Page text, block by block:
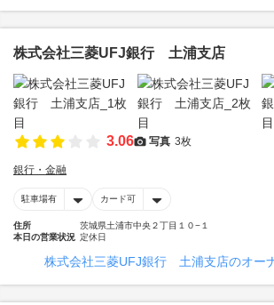
株式会社三菱UFJ銀行 土浦支店
3.06 写真 3枚
銀行・金融
駐車場有 カード可
住所
茨城県土浦市中央２丁目１０−１
本日の営業状況 定休日
株式会社三菱UFJ銀行 土浦支店のオー